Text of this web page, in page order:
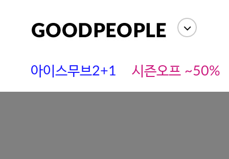
아이스무브2+1 시즌오프 ~50%